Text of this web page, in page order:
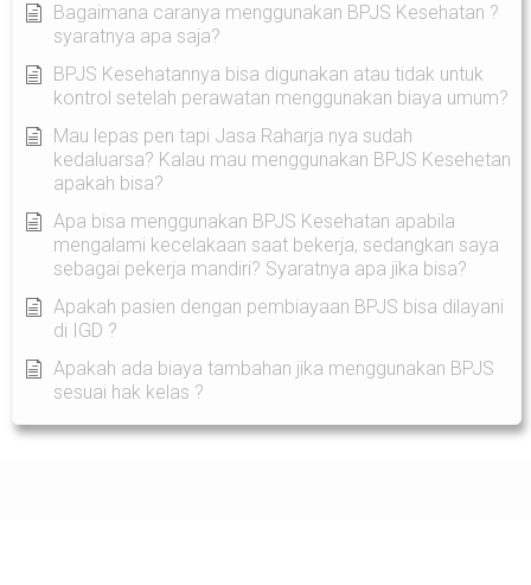
Bagaimana caranya menggunakan BPJS Kesehatan ?
syaratnya apa saja?
BPJS Kesehatannya bisa digunakan atau tidak untuk
kontrol setelah perawatan menggunakan biaya umum?
Mau lepas pen tapi Jasa Raharja nya sudah
kedaluarsa? Kalau mau menggunakan BPJS Kesehetan
apakah bisa?
Apa bisa menggunakan BPJS Kesehatan apabila
mengalami kecelakaan saat bekerja, sedangkan saya
sebagai pekerja mandiri? Syaratnya apa jika bisa?
Apakah pasien dengan pembiayaan BPJS bisa dilayani
di IGD ?
Apakah ada biaya tambahan jika menggunakan BPJS
sesuai hak kelas ?